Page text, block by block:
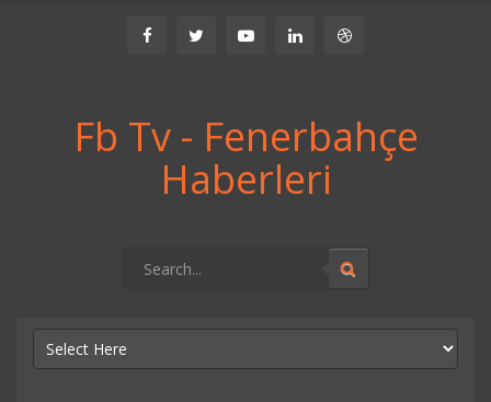
Fb Tv - Fenerbahçe
Haberleri